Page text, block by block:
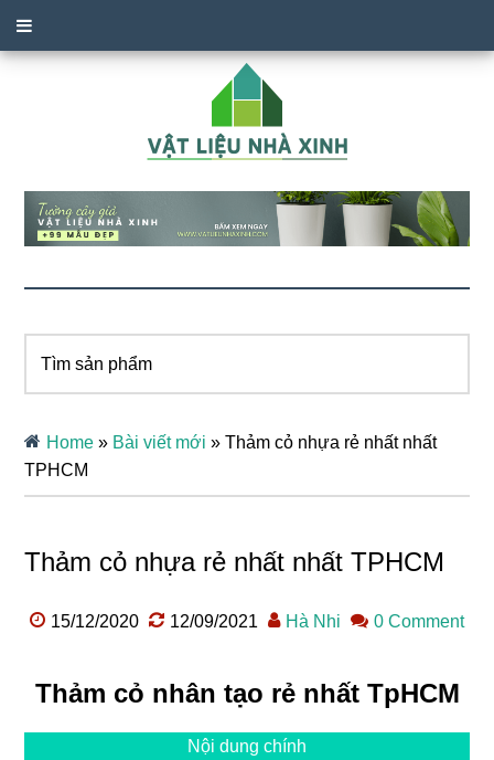
sản
Home » Bài viết mới »Thảm cỏ nhựa rẻ nhất nhất
TPHCM
Thảm cỏ nhựa rẻ nhất nhất TPHCM
15/12/2020 12/09/2021 Hà Nhi 0 Comment
Thảm cỏ nhân tạo rẻ nhất TpHCM
Nội dung chính